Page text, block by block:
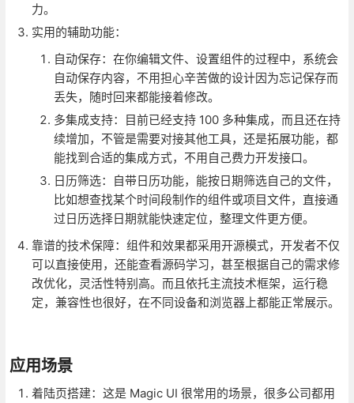
力。
实用的辅助功能：
自动保存：在你编辑文件、设置组件的过程中，系统会
自动保存内容，不用担心辛苦做的设计因为忘记保存而
丢失，随时回来都能接着修改。
多集成支持：目前已经支持 100 多种集成，而且还在持
续增加，不管是需要对接其他工具，还是拓展功能，都
能找到合适的集成方式，不用自己费力开发接口。
日历筛选：自带日历功能，能按日期筛选自己的文件，
比如想查找某个时间段制作的组件或项目文件，直接通
过日历选择日期就能快速定位，整理文件更方便。
靠谱的技术保障：组件和效果都采用开源模式，开发者不仅
可以直接使用，还能查看源码学习，甚至根据自己的需求修
改优化，灵活性特别高。而且依托主流技术框架，运行稳
定，兼容性也很好，在不同设备和浏览器上都能正常展示。
应用场景
着陆页搭建：这是 Magic UI 很常用的场景，很多公司都用